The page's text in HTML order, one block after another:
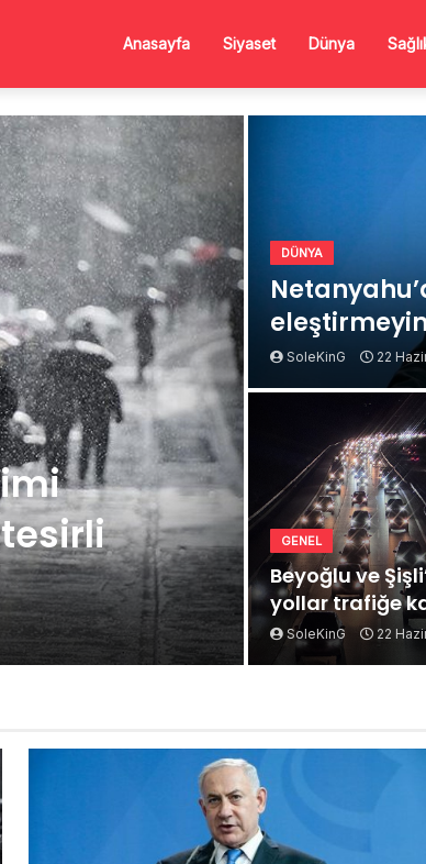
Anasayfa Siyaset Dünya
DÜNYA
SoleKinG 22
GENEL
Beyoğlu ve
yollar trafiğe
SoleKinG 22